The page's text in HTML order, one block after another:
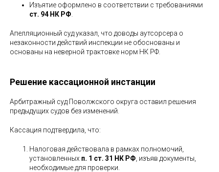
Изъятие оформлено в соответствии с требованиями
ст. 94 НК РФ
Апелляционный суд указал, что доводы аутсорсера о
незаконности действий инспекции не обоснованы и
основаны на неверной трактовке норм НК РФ.
Решение кассационной инстанции
Арбитражный суд Поволжского округа оставил решения
предыдущих судов без изменений.
Кассация подтвердила, что:
Налоговая действовала в рамках полномочий,
установленных п. 1 ст. 31 НК РФ , изъяв документы,
необходимые для проверки.